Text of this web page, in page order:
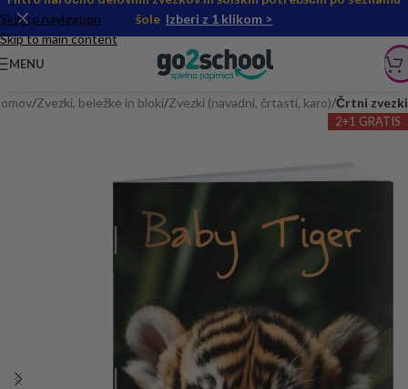
Skip to navigation
Skip to main content
šole Izberi z 1 klikom >
MENU
Zvezki, beležke in bloki Zvezki (navadni, črtasti, karo) Črtni zvezki
2+1 GRATIS